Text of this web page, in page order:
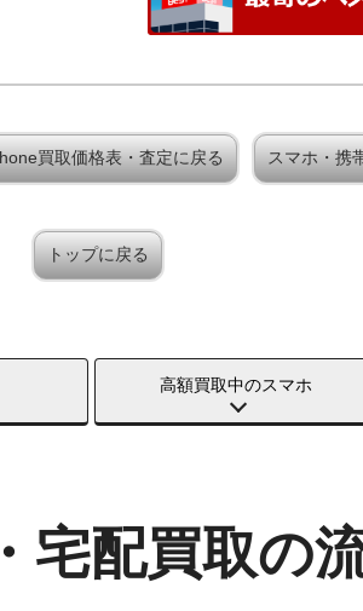
買取価格表・査定に戻る スマホ・携
トップに戻る
高額買取中のスマホ
宅配買取の